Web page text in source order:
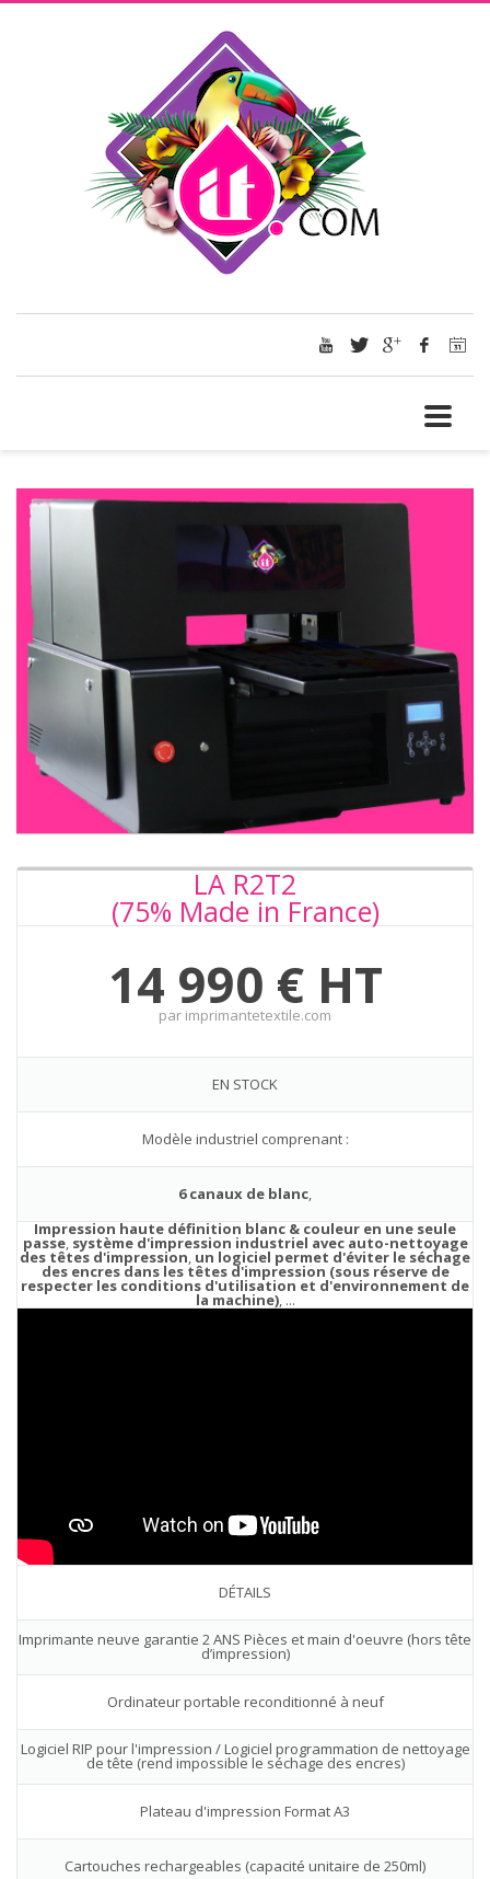
LA R2T2
(75% Made in France)
14 990 € HT
par imprimantetextile.com
EN STOCK
Modèle industriel comprenant :
6 canaux de blanc
Impression haute définition blanc & couleur en une seule
passe, système d'impression industriel avec auto-nettoyage
des têtes d'impression un logiciel permet d'éviter le séchage
des encres dans les têtes d'impression (sous réserve de
respecter les conditions d'utilisation et d'environnement de
la machine), ...
DÉTAILS
Imprimante neuve garantie 2 ANS Pièces et main d'oeuvre (hors tête
d’impression)
Ordinateur portable reconditionné à neuf
Logiciel RIP pour l'impression / Logiciel programmation de nettoyage
de tête (rend impossible le séchage des encres)
Plateau d'impression Format A3
Cartouches rechargeables (capacité unitaire de 250ml)